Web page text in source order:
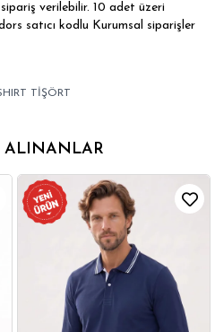
verilebilir. 10 adet üzeri
satıcı kodlu Kurumsal siparişler
TİŞÖRT
ALINANLAR